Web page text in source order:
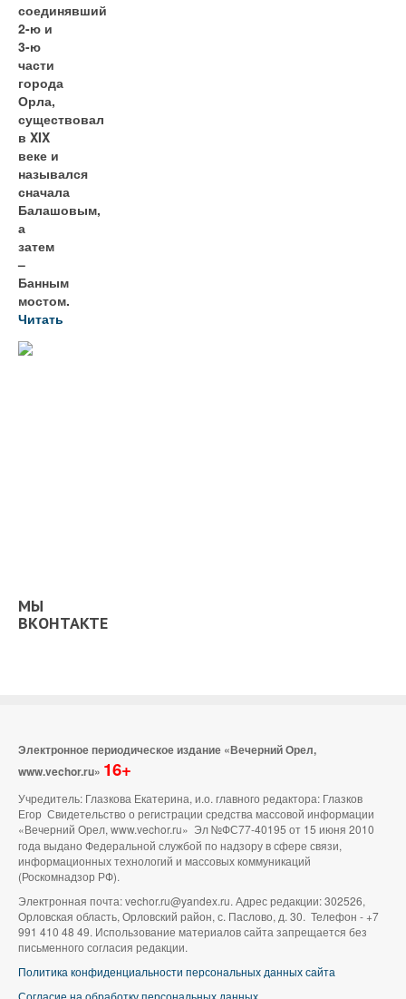
соединявший
2-ю и
3-ю
части
города
Орла,
существовал
в XIX
веке и
назывался
сначала
Балашовым,
а
затем
–
Банным
мостом.
Читать
МЫ
ВКОНТАКТЕ
Электронное периодическое издание «Вечерний Орел,
www.vechor.ru» 16+
Учредитель: Глазкова Екатерина, и.о. главного редактора: Глазков
Егор Свидетельство о регистрации средства массовой информации
«Вечерний Орел, www.vechor.ru» Эл №ФС77-40195 от 15 июня 2010
года выдано Федеральной службой по надзору в сфере связи,
информационных технологий и массовых коммуникаций
(Роскомнадзор РФ).
Электронная почта: vechor.ru@yandex.ru. Адрес редакции: 302526,
Орловская область, Орловский район, с. Паслово, д. 30. Телефон - +7
991 410 48 49. Использование материалов сайта запрещается без
письменного согласия редакции.
Политика конфиденциальности персональных данных сайта
Согласие на обработку персональных данных